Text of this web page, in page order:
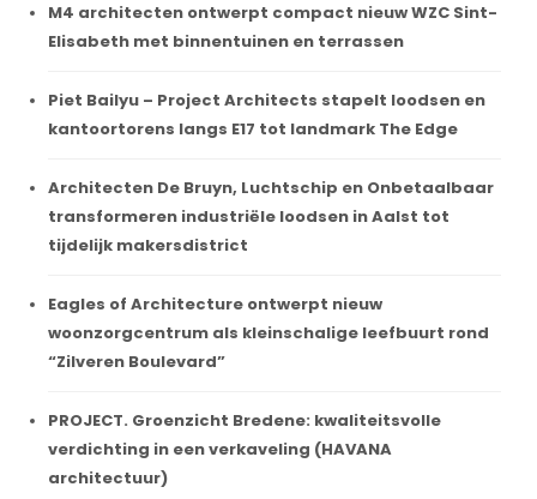
M4 architecten ontwerpt compact nieuw WZC Sint-
Elisabeth met binnentuinen en terrassen
Piet Bailyu – Project Architects stapelt loodsen en
kantoortorens langs E17 tot landmark The Edge
Architecten De Bruyn, Luchtschip en Onbetaalbaar
transformeren industriële loodsen in Aalst tot
tijdelijk makersdistrict
Eagles of Architecture ontwerpt nieuw
woonzorgcentrum als kleinschalige leefbuurt rond
“Zilveren Boulevard”
PROJECT. Groenzicht Bredene: kwaliteitsvolle
verdichting in een verkaveling (HAVANA
architectuur)